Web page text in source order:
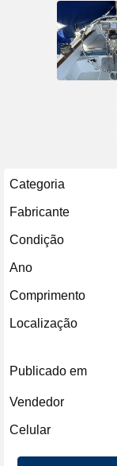
Categoria
Fabricante
Condição
Ano
Comprimento
Localização
Publicado em
Vendedor
Celular